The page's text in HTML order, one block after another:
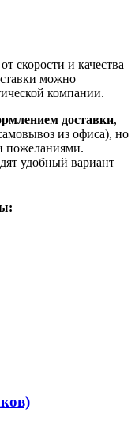
скорости и качества
можно
компании.
доставки,
из офиса), но
пожеланиями.
удобный вариант